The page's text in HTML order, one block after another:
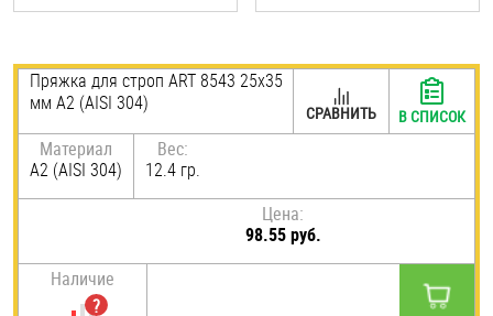
Пряжка для строп ART 8543 25х35
мм А2 (AISI 304)
Материал
А2 (AISI 304)
Вес:
12.4 гр.
Цена:
98.55 руб.
Наличие
СРАВНИТЬ В СПИСОК